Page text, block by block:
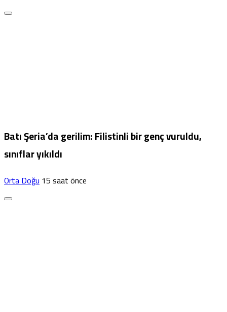
Batı Şeria’da gerilim: Filistinli bir genç vuruldu,
sınıflar yıkıldı
Orta Doğu15 saat önce